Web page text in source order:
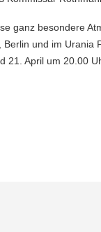
ganz besondere
und im Urania
21. April um 20.00